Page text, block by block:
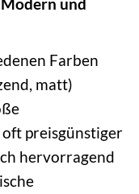
und
Farben
matt)
preisgünstiger
hervorragend